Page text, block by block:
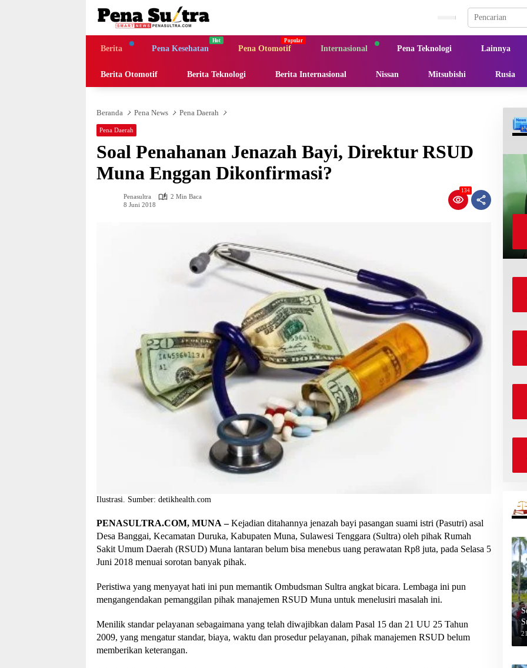
Berita Pena Kesehatan Pena Otomotif Internasional Pena Teknologi Lainnya
Berita Otomotif Berita Teknologi Berita Internasional Nissan Mitsubishi Rusia
Beranda Pena News Pena Daerah
Pena Daerah
Soal Penahanan Jenazah Bayi, Direktur RSUD
Muna Enggan Dikonfirmasi?
Penasultra
2 Min Baca
8 Juni 2018
134
Ilustrasi. Sumber: detikhealth.com
PENASULTRA.COM, MUNA –Kejadian ditahannya jenazah bayi pasangan suami istri (Pasutri) asal
Desa Banggai, Kecamatan Duruka, Kabupaten Muna, Sulawesi Tenggara (Sultra) oleh pihak Rumah
Sakit Umum Daerah (RSUD) Muna lantaran belum bisa menebus uang perawatan Rp8 juta, pada Selasa 5
Juni 2018 menuai sorotan banyak pihak.
Peristiwa yang menyayat hati ini pun memantik Ombudsman Sultra angkat bicara. Lembaga ini pun
mengangendakan pemanggilan pihak manajemen RSUD Muna untuk menelusiri masalah ini.
Menilik standar pelayanan sebagaimana yang telah diwajibkan dalam Pasal 15 dan 21 UU 25 Tahun
2009, yang mengatur standar, biaya, waktu dan prosedur pelayanan, pihak manajemen RSUD belum
memberikan keterangan.